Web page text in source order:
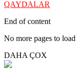
QAYDALAR
End of content
No more pages to load
DAHA ÇOX